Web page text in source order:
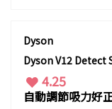
Dyson
Dyson V12 Detect
4.25
自動調節吸力好